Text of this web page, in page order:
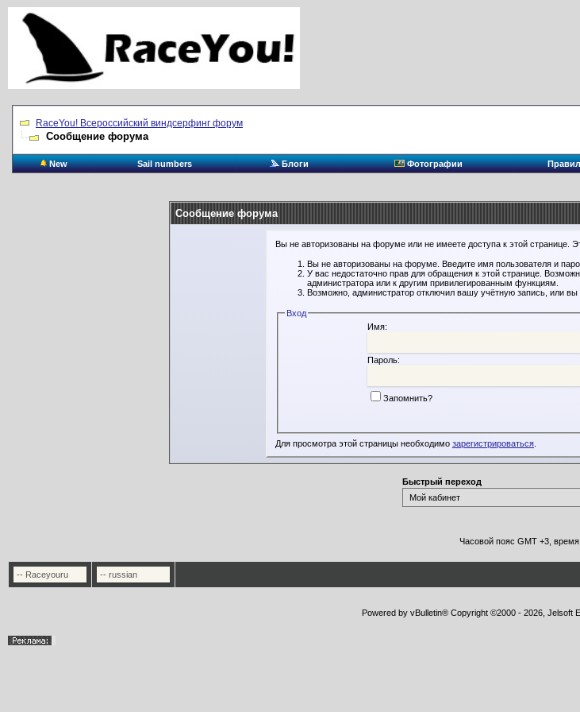
RaceYou! Всероссийский виндсерфинг форум
Сообщение форума
New Sail numbers Блоги Фотографии
Сообщение форума
Вы не авторизованы на форуме или не имеете доступа к этой странице.
Вы не авторизованы на форуме. Введите имя пользователя и
У вас недостаточно прав для обращения к этой странице.
администратора или к другим привилегированным функциям.
Возможно, администратор отключил вашу учётную запись, или
Вход
Имя:
Пароль:
Запомнить?
Для просмотра этой страницы необходимо зарегистрироваться
Быстрый переход
Часовой пояс GMT +3, время:
Powered by vBulletin® Copyright ©2000 - 2026, Jelsoft